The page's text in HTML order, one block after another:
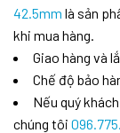
42.5mm là sản
khi mua hàng.
Giao hàng và
Chế độ bảo
Nếu quý
chúng tôi